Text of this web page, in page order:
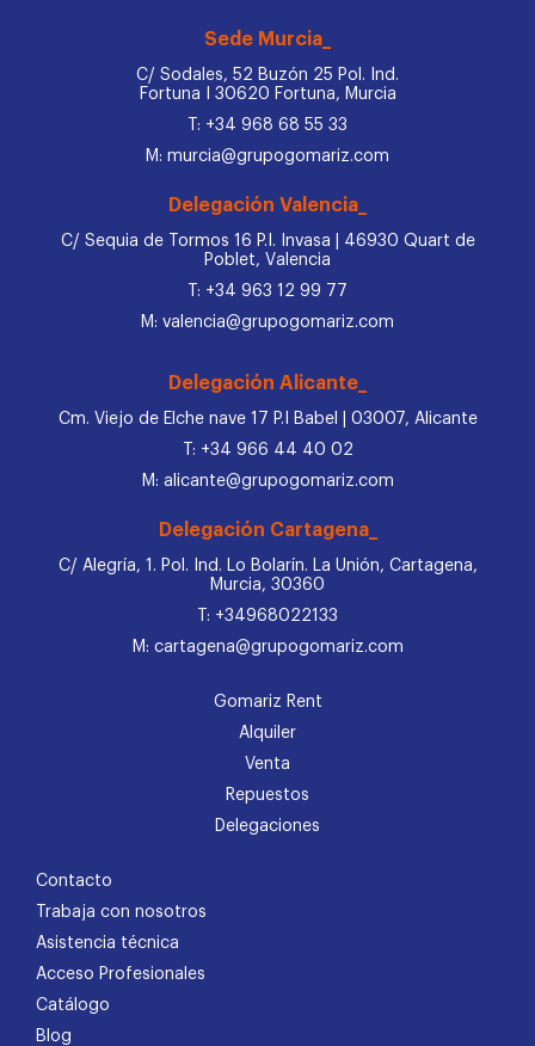
Sede Murcia_
C/ Sodales, 52 Buzón 25 Pol. Ind.
Fortuna I 30620 Fortuna, Murcia
T: +34 968 68 55 33
M: murcia@grupogomariz.com
Delegación Valencia_
C/ Sequia de Tormos 16 P.I. Invasa | 46930 Quart de
Poblet, Valencia
T: +34 963 12 99 77
M: valencia@grupogomariz.com
Delegación Alicante_
Cm. Viejo de Elche nave 17 P.I Babel | 03007, Alicante
T: +34 966 44 40 02
M: alicante@grupogomariz.com
Delegación Cartagena_
C/ Alegría, 1. Pol. Ind. Lo Bolarín. La Unión, Cartagena,
Murcia, 30360
T: +34968022133
M: cartagena@grupogomariz.com
Gomariz Rent
Alquiler
Venta
Repuestos
Delegaciones
Contacto
Trabaja con nosotros
Asistencia técnica
Acceso Profesionales
Catálogo
Blog